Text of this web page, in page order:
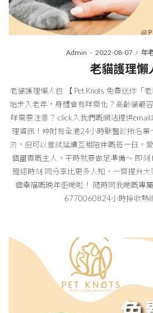
ByAdmin
Posted
on
2022-08-07
in
年
老貓護理懶
老貓護理懶人包 【 Pet Knots 免費送你「
始步入老年，身體會有咩變化？高齡貓最
咩需要注意？ click入我們嘅網站提供
理資訊！仲附有全港24小時獸醫診所名單
流，但可以嘗試延續互相陪伴嘅每一日，
個盡責嘅主人，平時就要做足準備～ 即刻
寵諾時刻 同分享比更多人知，一齊提升
個幸福嘅晚年佢哋啦！ 隨時同我哋嘅專
6770060824小時接收熱